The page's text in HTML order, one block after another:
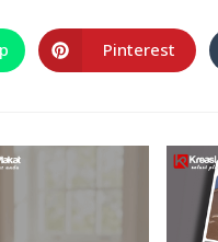
Pinterest